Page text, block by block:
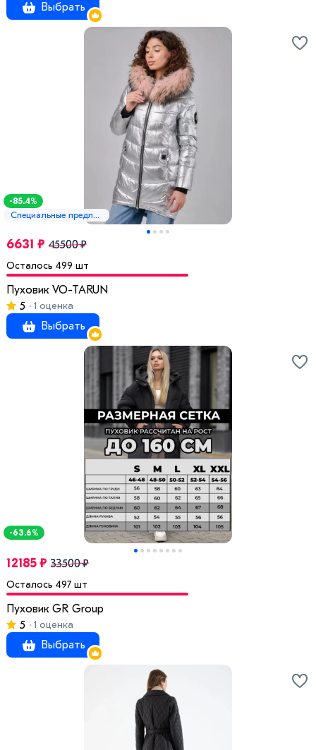
Выбрать
-85.4%
Специальные предложения
6631 ₽ 45500 ₽
Осталось 499 шт
Пуховик VO-TARUN
5
1 оценка
Выбрать
-63.6%
12185 ₽ 33500 ₽
Осталось 497 шт
Пуховик GR Group
5
1 оценка
Выбрать